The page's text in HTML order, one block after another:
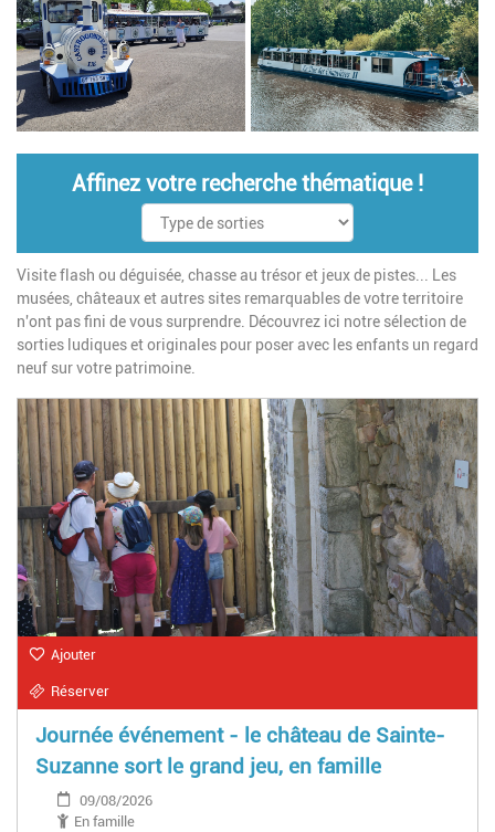
Affinez votre recherche thématique !
Visite flash ou déguisée, chasse au trésor et jeux de pistes... Les
musées, châteaux et autres sites remarquables de votre territoire
n'ont pas fini de vous surprendre. Découvrez ici notre sélection de
sorties ludiques et originales pour poser avec les enfants un regard
neuf sur votre patrimoine.
Ajouter
Réserver
Journée événement - le château de Sainte-
Suzanne sort le grand jeu, en famille
09/08/2026
En famille